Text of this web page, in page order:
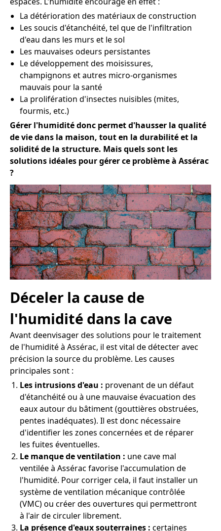
La détérioration des matériaux de construction
Les soucis d'étanchéité, tel que de l'infiltration
d'eau dans les murs et le sol
Les mauvaises odeurs persistantes
Le développement des moisissures,
champignons et autres micro-organismes
mauvais pour la santé
La prolifération d'insectes nuisibles (mites,
fourmis, etc.)
Gérer l'humidité donc permet d'hausser la qualité
de vie dans la maison, tout en la durabilité et la
solidité de la structure. Mais quels sont les
solutions idéales pour gérer ce problème à Assérac
?
Déceler la cause de
l'humidité dans la cave
Avant deenvisager des solutions pour le traitement
de l'humidité à Assérac, il est vital de détecter avec
précision la source du problème. Les causes
principales sont :
Les intrusions d'eau : provenant de un défaut
d'étanchéité ou à une mauvaise évacuation des
eaux autour du bâtiment (gouttières obstruées,
pentes inadéquates). Il est donc nécessaire
d'identifier les zones concernées et de réparer
les fuites éventuelles.
Le manque de ventilation : une cave mal
ventilée à Assérac favorise l'accumulation de
l'humidité. Pour corriger cela, il faut installer un
système de ventilation mécanique contrôlée
(VMC) ou créer des ouvertures qui permettront
à l'air de circuler librement.
La présence d'eaux souterraines : certaines